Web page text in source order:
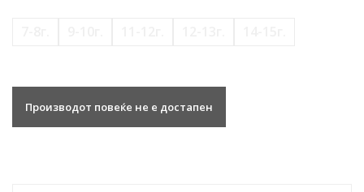
Производот повеќе не е достапен